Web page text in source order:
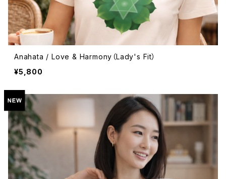
Anahata / Love & Harmony（Lady's Fit）
¥5,800